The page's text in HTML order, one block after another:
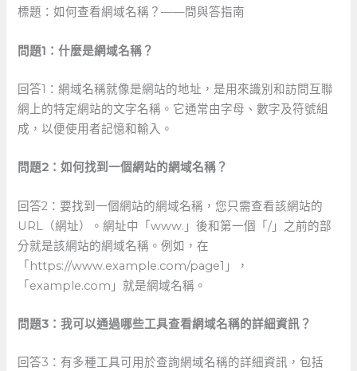
標題：如何查看網域名稱？——問與答指南
問題1：什麼是網域名稱？
回答1：網域名稱就像是網站的地址，是用來識別和訪問互聯
網上的特定網站的文字名稱。它通常由字母、數字及符號組
成，以便使用者記憶和輸入。
問題2：如何找到一個網站的網域名稱？
回答2：要找到一個網站的網域名稱，您只需查看該網站的
URL（網址）。網址中「www.」後和第一個「/」之前的部
分就是該網站的網域名稱。例如，在
「https://www.example.com/page1」，
「example.com」就是網域名稱。
問題3：我可以通過哪些工具查看網域名稱的詳細資訊？
回答3：有多種工具可用於查詢網域名稱的詳細資訊，包括